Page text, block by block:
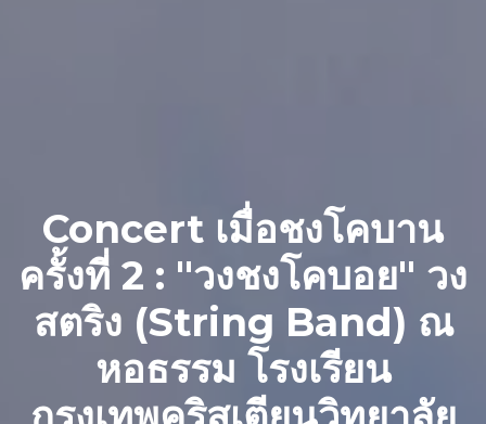
Concert เมื่อชงโคบาน
ครั้งที่ 2 : "วงชงโคบอย" วง
สตริง (String Band) ณ
หอธรรม โรงเรียน